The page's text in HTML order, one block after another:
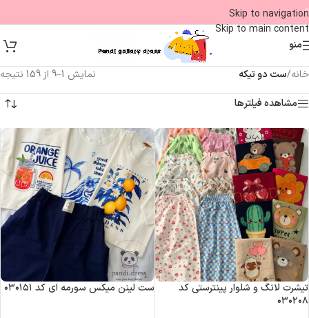
Skip to navigation
Skip to main content
09
منو
خانه/ست دو تیکه
نمایش 1–9 از 159 نتیجه
مشاهده فیلترها
تیشرت لانگ و شلوار پینترستی کد
۰۳۰۲۰۸
ست لینن میکس سورمه ای کد ۰۳۰۱۵۱